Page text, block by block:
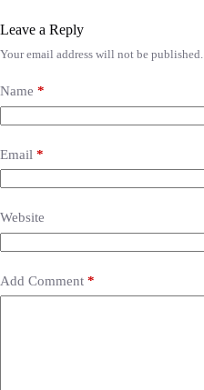
Leave a Reply
Your email address will not be published.
Name *
Email *
Website
Add Comment *